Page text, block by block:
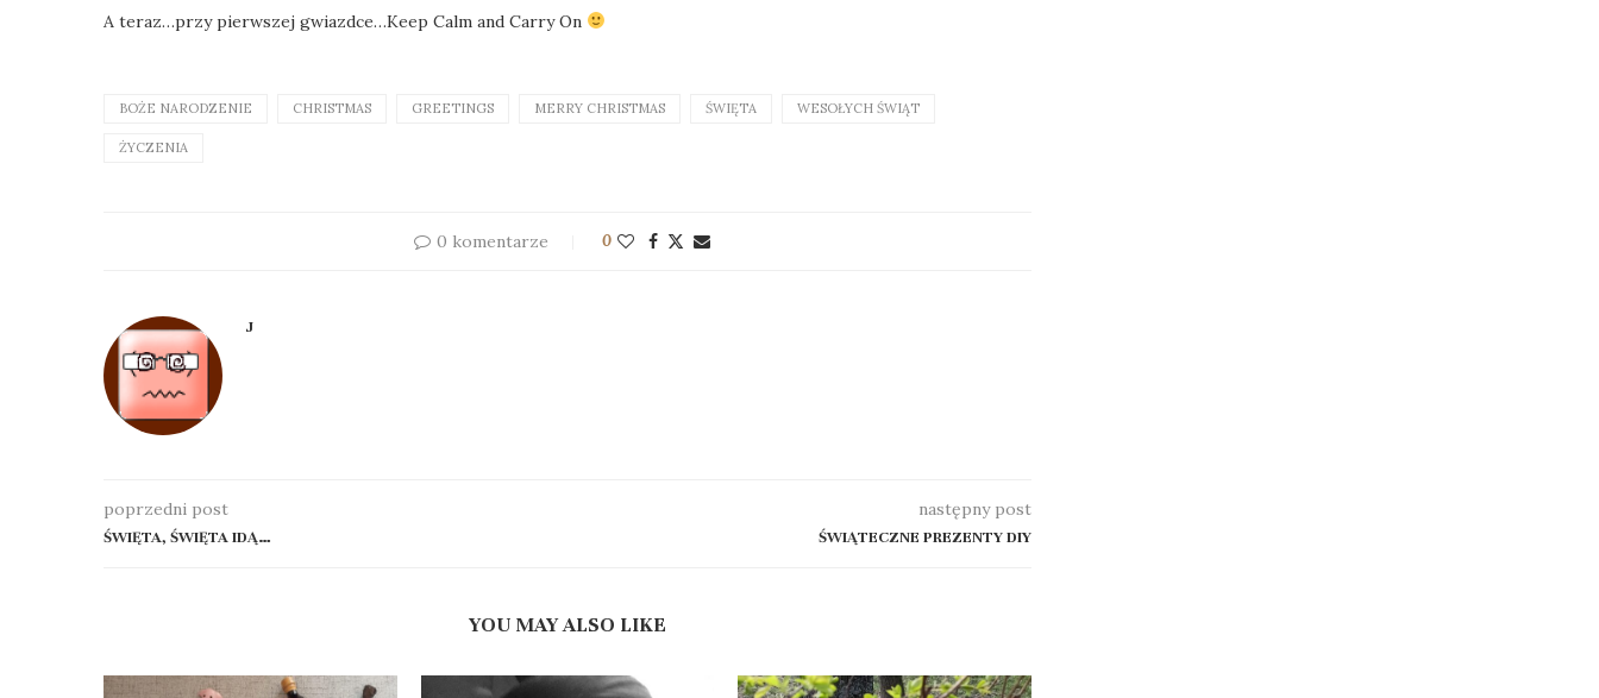
A teraz…przy pierwszej gwiazdce…Keep Calm and Carry On
BOŻE NARODZENIE CHRISTMAS GREETINGS MERRY CHRISTMAS ŚWIĘTA WESOŁYCH ŚWIĄT
ŻYCZENIA
0 komentarze 0
J
poprzedni post
ŚWIĘTA, ŚWIĘTA IDĄ…
następny post
ŚWIĄTECZNE PREZENTY DIY
YOU MAY ALSO LIKE